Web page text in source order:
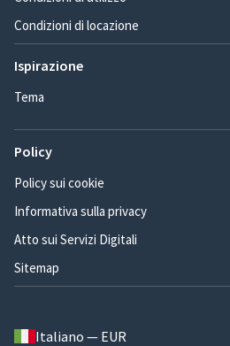
Condizioni di locazione
Ispirazione
Tema
Policy
Policy sui cookie
Informativa sulla privacy
Atto sui Servizi Digitali
Sitemap
Italiano — EUR